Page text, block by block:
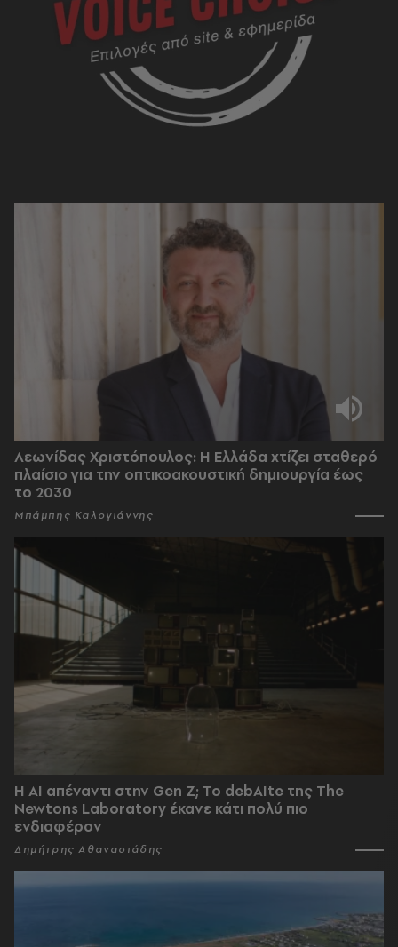
Λεωνίδας Χριστόπουλος: Η Ελλάδα χτίζει σταθερό
πλαίσιο για την οπτικοακουστική δημιουργία έως
το 2030
Μπάμπης Καλογιάννης
Η AI απέναντι στην Gen Z; Το debAIte της The
Newtons Laboratory έκανε κάτι πολύ πιο
ενδιαφέρον
Δημήτρης Αθανασιάδης